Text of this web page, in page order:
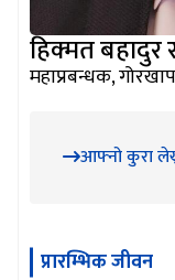
हिक्मत बहादुर
महाप्रबन्धक,
आफ्नो कुरा
प्रारम्भिक जीवन